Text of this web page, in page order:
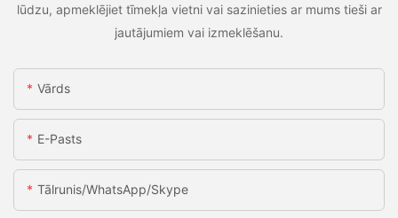
lūdzu, apmeklējiet tīmekļa vietni vai sazinieties ar mums tieši ar
jautājumiem vai izmeklēšanu.
Vārds
E-Pasts
Tālrunis/WhatsApp/Skype